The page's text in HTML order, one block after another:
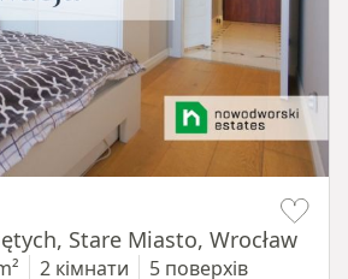
Stare Miasto, Wrocław
2 кімнати 5 поверхів